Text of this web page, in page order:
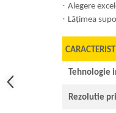
· Alegere
· Lățimea
Tehnologie
Rezolutie